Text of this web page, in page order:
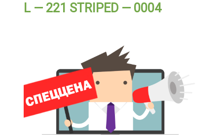
L — 221 STRIPED — 0004